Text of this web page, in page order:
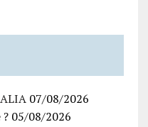
07/08/2026
05/08/2026